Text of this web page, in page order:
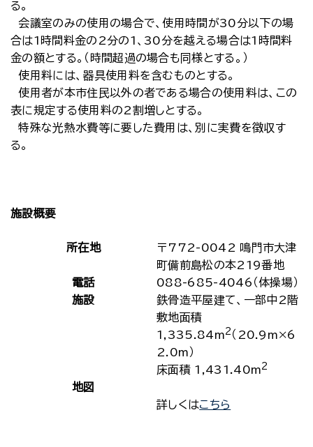
る。
会議室のみの使用の場合で、使用時間が30分以下の場
合は1時間料金の2分の1、30分を越える場合は1時間料
金の額とする。（時間超過の場合も同様とする。）
使用料には、器具使用料を含むものとする。
使用者が本市住民以外の者である場合の使用料は、この
表に規定する使用料の2割増しとする。
特殊な光熱水費等に要した費用は、別に実費を徴収す
る。
施設概要
所在地
〒772-0042 鳴門市大津
町備前島松の本219番地
電話
088-685-4046（体操場）
施設
鉄骨造平屋建て、一部中2階
敷地面積
1,335.84m2 （20.9m×6
2.0m）
床面積 1,431.40m2
地図
詳しくはこちら